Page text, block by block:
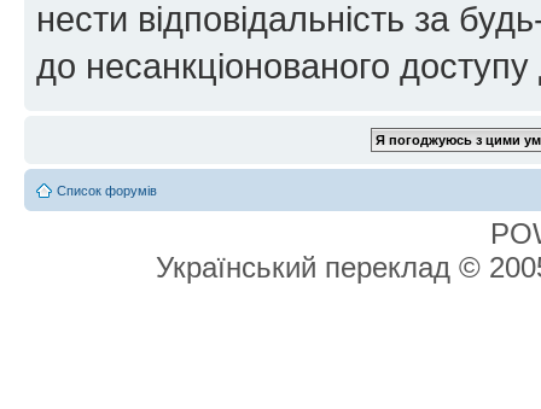
нести відповідальність за
до несанкціонованого доступу
Список форумів
Український переклад ©